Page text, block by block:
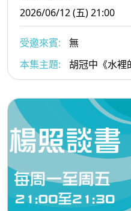
2026/06/12 (五) 21:00
受邀來賓:
無
本集主題:
胡冠中《水裡